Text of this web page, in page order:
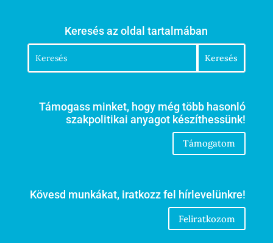
Keresés az oldal tartalmában
Támogass minket, hogy még több hasonló
szakpolitikai anyagot készíthessünk!
Támogatom
Kövesd munkákat, iratkozz fel hírlevelünkre!
Feliratkozom